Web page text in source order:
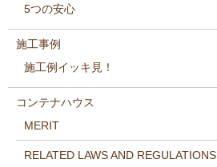
5つの安心
施工事例
施工例イッキ見！
コンテナハウス
MERIT
RELATED LAWS AND REGULATIONS